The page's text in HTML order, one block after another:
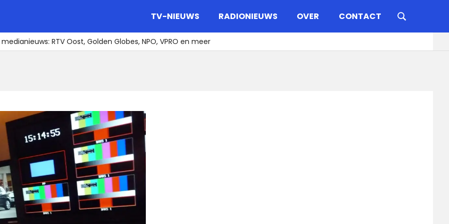
TV-NIEUWS RADIONIEUWS OVER CONTACT
RTV Oost, Golden Globes, NPO, VPRO en meer